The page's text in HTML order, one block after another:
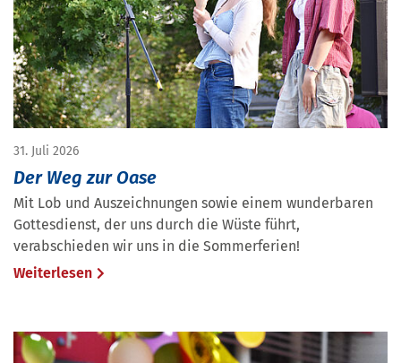
31. Juli 2026
Der Weg zur Oase
Mit Lob und Auszeichnungen sowie einem wunderbaren
Gottesdienst, der uns durch die Wüste führt,
verabschieden wir uns in die Sommerferien!
Weiterlesen